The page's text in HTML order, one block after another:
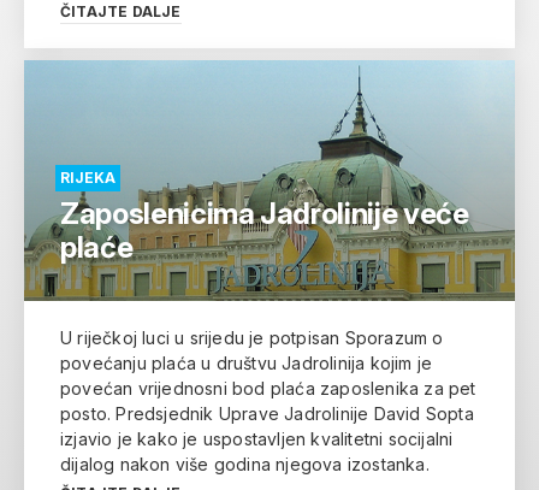
ČITAJTE DALJE
RIJEKA
Zaposlenicima Jadrolinije veće
plaće
U riječkoj luci u srijedu je potpisan Sporazum o
povećanju plaća u društvu Jadrolinija kojim je
povećan vrijednosni bod plaća zaposlenika za pet
posto. Predsjednik Uprave Jadrolinije David Sopta
izjavio je kako je uspostavljen kvalitetni socijalni
dijalog nakon više godina njegova izostanka.